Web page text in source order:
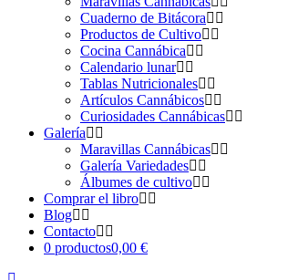
Cuaderno de Bitácora
Productos de Cultivo
Cocina Cannábica
Calendario lunar
Tablas Nutricionales
Artículos Cannábicos
Curiosidades Cannábicas
Galería
Maravillas Cannábicas
Galería Variedades
Álbumes de cultivo
Comprar el libro
Blog
Contacto
0 productos0,00 €